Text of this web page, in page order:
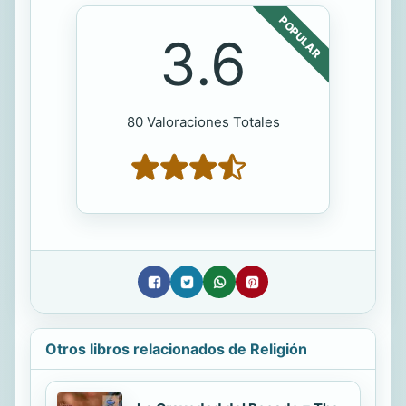
POPULAR
3.6
80 Valoraciones Totales
Otros libros relacionados de Religión